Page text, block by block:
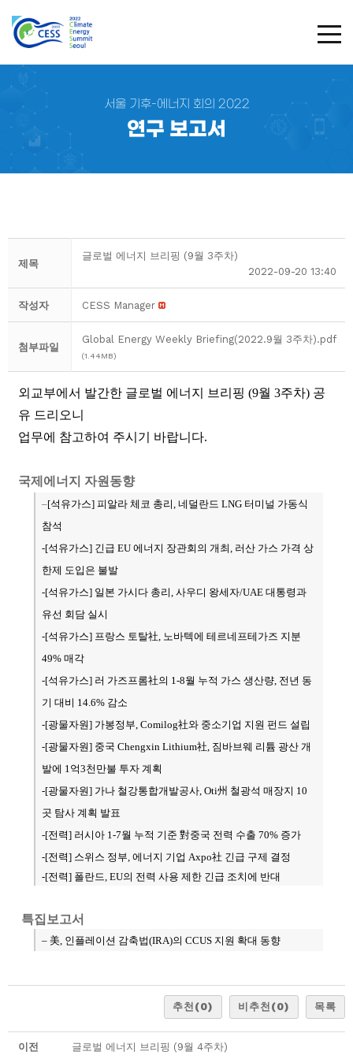
서울 기후-에너지 회의 2022
연구 보고서
제목
글로벌 에너지 브리핑 (9월 3주차)
2022-09-20 13:40
작성자 CESS Manager
첨부파일
Global Energy Weekly Briefing(2022.9월 3주차).pdf
(1.44MB)
외교부에서 발간한 글로벌 에너지 브리핑 (9월 3주차) 공
유 드리오니
업무에 참고하여 주시기 바랍니다.
국제에너지 자원동향
–[석유가스] 피알라 체코 총리, 네덜란드 LNG 터미널 가동식
참석
-[석유가스] 긴급 EU 에너지 장관회의 개최, 러산 가스 가격 상
한제 도입은 불발
-[석유가스] 일본 가시다 총리, 사우디 왕세자/UAE 대통령과
유선 회담 실시
-[석유가스] 프랑스 토탈社, 노바텍에 테르네프테가즈 지분
49% 매각
-[석유가스] 러 가즈프롬社의 1-8월 누적 가스 생산량, 전년 동
기 대비 14.6% 감소
-[광물자원] 가봉정부, Comilog社와 중소기업 지원 펀드 설립
-[광물자원] 중국 Chengxin Lithium社, 짐바브웨 리튬 광산 개
발에 1억3천만불 투자 계획
-[광물자원] 가나 철강통합개발공사, Oti州 철광석 매장지 10
곳 탐사 계획 발표
-[전력] 러시아 1-7월 누적 기준 對중국 전력 수출 70% 증가
-[전력] 스위스 정부, 에너지 기업 Axpo社 긴급 구제 결정
-[전력] 폴란드, EU의 전력 사용 제한 긴급 조치에 반대
특집보고서
– 美, 인플레이션 감축법(IRA)의 CCUS 지원 확대 동향
추천 (0) 비추천 (0) 목록
이전 글로벌 에너지 브리핑 (9월 4주차)